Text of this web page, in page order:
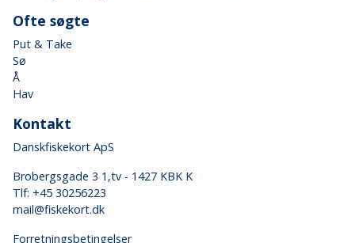
Ofte søgte
Put & Take
Sø
Å
Hav
Kontakt
Danskfiskekort ApS
Brobergsgade 3 1,tv - 1427 KBK K
Tlf: +45 30256223
mail@fiskekort.dk
Forretningsbetingelser